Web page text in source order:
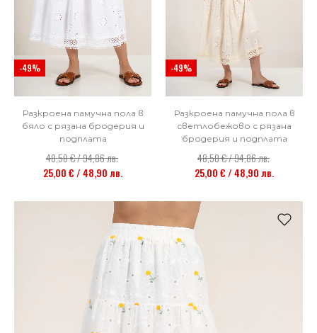
-49%
Разкроена памучна пола в
бяло с рязана бродерия и
подплата
48,50 € / 94,86 лв.
25,00 € / 48,90 лв.
-49%
Разкроена памучна пола в
светлобежово с рязана
бродерия и подплата
48,50 € / 94,86 лв.
25,00 € / 48,90 лв.